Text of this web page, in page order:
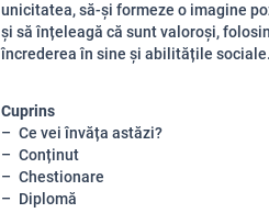
unicitatea, să-și formeze o imagine
și să înțeleagă că sunt valoroși,
încrederea în sine și abilitățile sociale.
Cuprins
Ce vei învăța astăzi?
Conținut
Chestionare
Diplomă